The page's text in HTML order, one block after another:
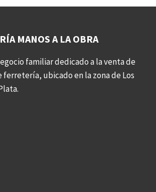
MANOS A LA OBRA
familiar dedicado a la venta de
ubicado en la zona de Los